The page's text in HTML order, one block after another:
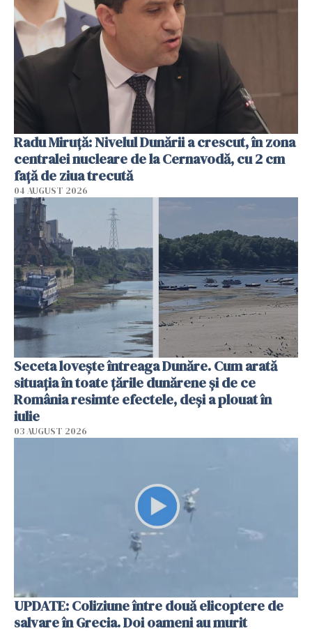
Radu Miruţă: Nivelul Dunării a crescut, în zona
centralei nucleare de la Cernavodă, cu 2 cm
faţă de ziua trecută
04 AUGUST 2026
Seceta lovește întreaga Dunăre. Cum arată
situația în toate țările dunărene și de ce
România resimte efectele, deși a plouat în
iulie
03 AUGUST 2026
UPDATE: Coliziune între două elicoptere de
salvare în Grecia. Doi oameni au murit